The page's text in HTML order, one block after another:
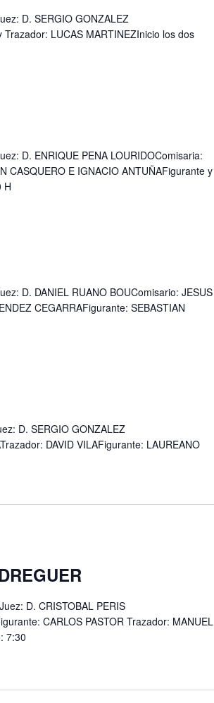
D. SERGIO GONZALEZ
LUCAS MARTINEZInicio los dos
D. ENRIQUE PENA LOURIDOComisaria:
CASQUERO E IGNACIO ANTUÑAFigurante y
H
D. DANIEL RUANO BOUComisario: JESUS
CEGARRAFigurante: SEBASTIAN
D. SERGIO GONZALEZ
DAVID VILAFigurante: LAUREANO
D. CRISTOBAL PERIS
CARLOS PASTOR Trazador: MANUEL
7:30